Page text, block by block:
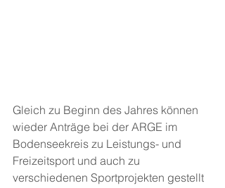
Gleich zu Beginn des Jahres können
wieder Anträge bei der ARGE im
Bodenseekreis zu Leistungs- und
Freizeitsport und auch zu
verschiedenen Sportprojekten gestellt